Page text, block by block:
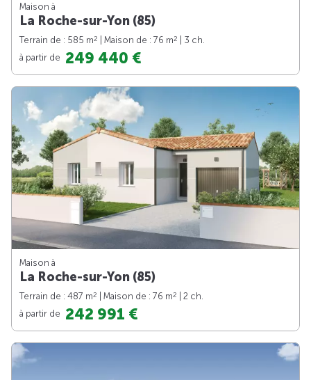
Maison à
La Roche-sur-Yon (85)
Terrain de : 585 m2 | Maison de : 76 m2
| 3 ch.
à partir de 249 440 €
Maison à
La Roche-sur-Yon (85)
Terrain de : 487 m2 | Maison de : 76 m2
| 2 ch.
à partir de 242 991 €